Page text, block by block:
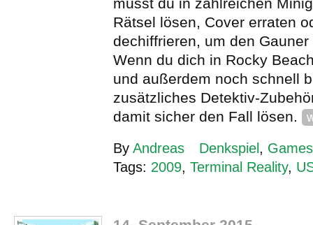
Rätsel lösen, Cover erraten
dechiffrieren, um den
Wenn du dich in Rocky
und außerdem noch schnell
zusätzliches Detektiv-
damit sicher den Fall lösen.
By Andreas Denkspiel, Games
Tags: 2009, Terminal Reality,